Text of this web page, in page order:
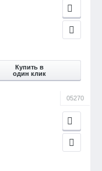
Купить в
один клик
05270